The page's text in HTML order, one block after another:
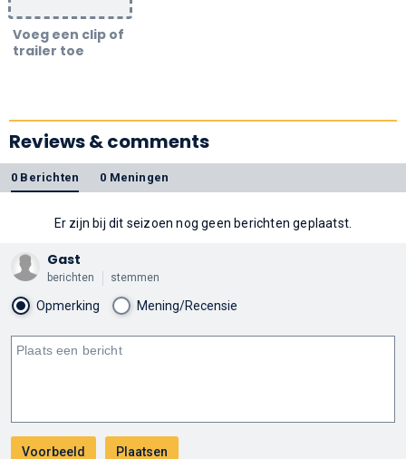
Voeg een clip of
trailer toe
Reviews & comments
0 Berichten 0 Meningen
Er zijn bij dit seizoen nog geen berichten geplaatst.
Gast
berichten stemmen
Opmerking Mening/Recensie